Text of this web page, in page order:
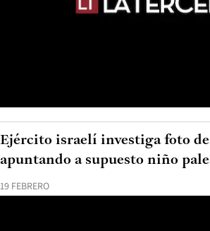
19 FEBRERO
Ejército israelí investiga foto
apuntando a supuesto niño